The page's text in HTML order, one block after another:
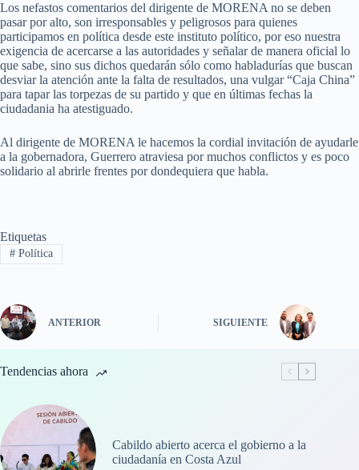
Los nefastos comentarios del dirigente de MORENA no se deben
pasar por alto, son irresponsables y peligrosos para quienes
participamos en política desde este instituto político, por eso nuestra
exigencia de acercarse a las autoridades y señalar de manera oficial lo
que sabe, sino sus dichos quedarán sólo como habladurías que buscan
desviar la atención ante la falta de resultados, una vulgar “Caja China”
para tapar las torpezas de su partido y que en últimas fechas la
ciudadania ha atestiguado.
Al dirigente de MORENA le hacemos la cordial invitación de ayudarle
a la gobernadora, Guerrero atraviesa por muchos conflictos y es poco
solidario al abrirle frentes por dondequiera que habla.
Etiquetas
#Política
ANTERIOR SIGUIENTE
Tendencias ahora
Cabildo abierto acerca el gobierno a la
ciudadanía en Costa Azul